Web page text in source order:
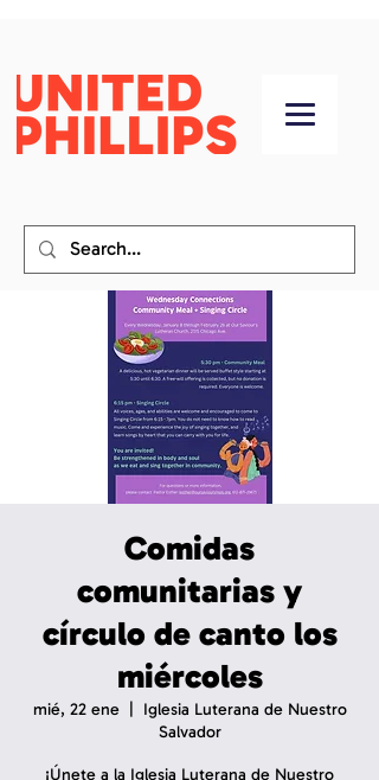
Comidas
comunitarias y
círculo de canto los
miércoles
mié, 22 ene
  |
Iglesia Luterana de Nuestro
Salvador
¡Únete a la Iglesia Luterana de Nuestro